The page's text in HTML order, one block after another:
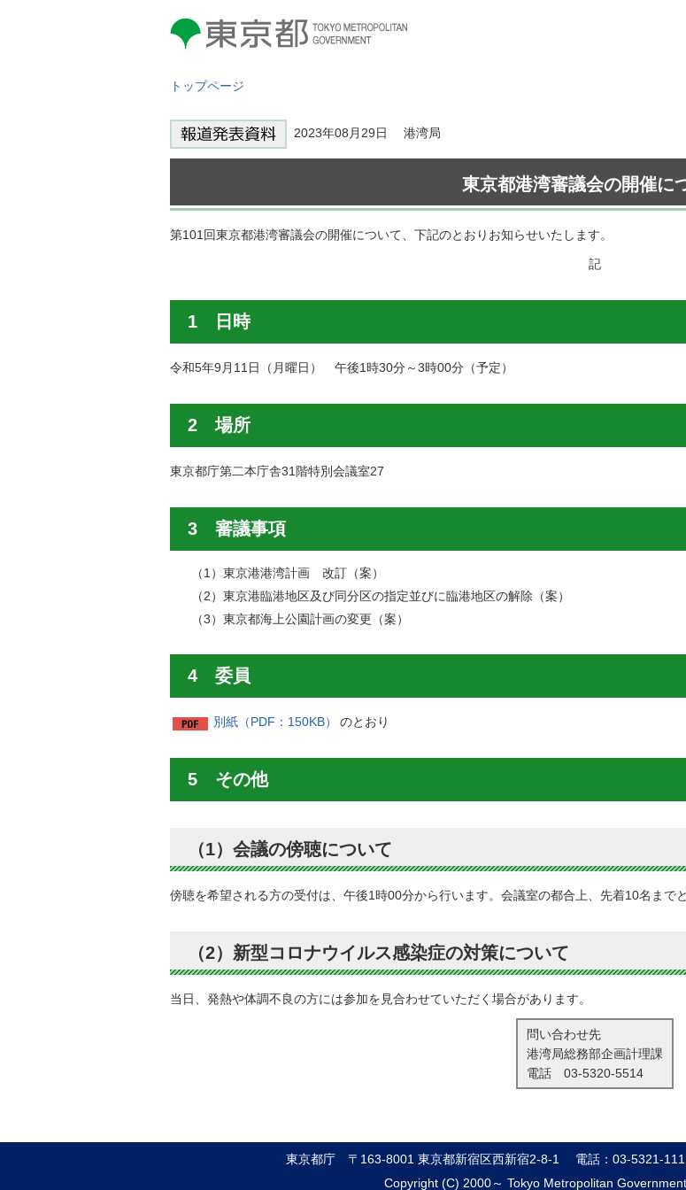
東京都 TOKYO METROPOLITAN
GOVERNMENT
トップページ
2023年08月29日 港湾局
東京都港湾審議会の開催に
第101回東京都港湾審議会の開催について、下記のとおりお知らせいたします。
記
1 日時
令和5年9月11日（月曜日） 午後1時30分～3時00分（予定）
2 場所
東京都庁第二本庁舎31階特別会議室27
3 審議事項
（1）東京港港湾計画 改訂（案）
（2）東京港臨港地区及び同分区の指定並びに臨港地区の解除（案）
（3）東京都海上公園計画の変更（案）
4 委員
別紙（PDF：150KB） のとおり
5 その他
（1）会議の傍聴について
傍聴を希望される方の受付は、午後1時00分から行います。会議室の都合上、先着10名まで
（2）新型コロナウイルス感染症の対策について
当日、発熱や体調不良の方には参加を見合わせていただく場合があります。
問い合わせ先
港湾局総務部企画計理課
電話 03-5320-5514
東京都庁 〒163-8001 東京都新宿区西新宿2-8-1 電話：03-5321-
Copyright (C) 2000～ Tokyo Metropolitan